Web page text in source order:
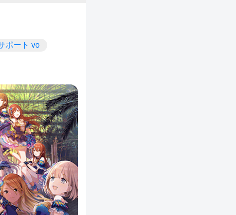
ポート vo